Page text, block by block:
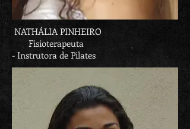
NATHÁLIA PINHEIRO
Fisioterapeuta
- Instrutora de Pilates